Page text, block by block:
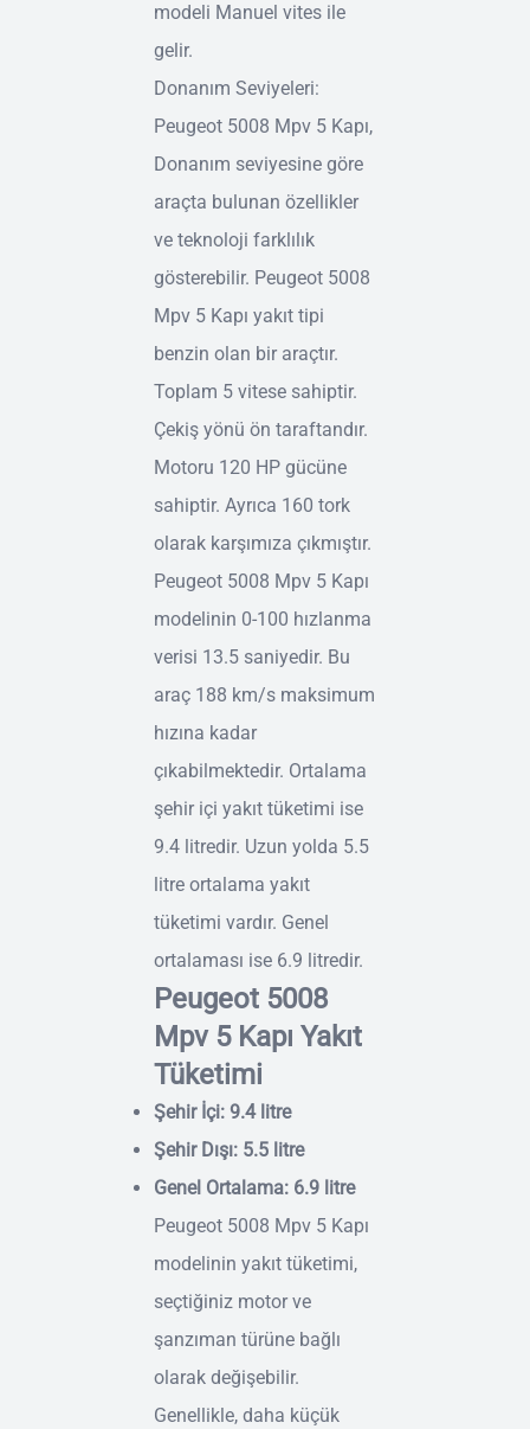
modeli Manuel vites ile
gelir.
Donanım Seviyeleri:
Peugeot 5008 Mpv 5 Kapı,
Donanım seviyesine göre
araçta bulunan özellikler
ve teknoloji farklılık
gösterebilir. Peugeot 5008
Mpv 5 Kapı yakıt tipi
benzin olan bir araçtır.
Toplam 5 vitese sahiptir.
Çekiş yönü ön taraftandır.
Motoru 120 HP gücüne
sahiptir. Ayrıca 160 tork
olarak karşımıza çıkmıştır.
Peugeot 5008 Mpv 5 Kapı
modelinin 0-100 hızlanma
verisi 13.5 saniyedir. Bu
araç 188 km/s maksimum
hızına kadar
çıkabilmektedir. Ortalama
şehir içi yakıt tüketimi ise
9.4 litredir. Uzun yolda 5.5
litre ortalama yakıt
tüketimi vardır. Genel
ortalaması ise 6.9 litredir.
Peugeot 5008
Mpv 5 Kapı Yakıt
Tüketimi
Şehir İçi: 9.4 litre
Şehir Dışı: 5.5 litre
Genel Ortalama: 6.9 litre
Peugeot 5008 Mpv 5 Kapı
modelinin yakıt tüketimi,
seçtiğiniz motor ve
şanzıman türüne bağlı
olarak değişebilir.
Genellikle, daha küçük